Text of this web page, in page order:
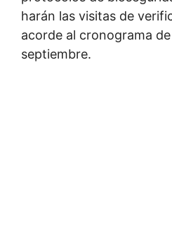
harán las visitas de
acorde al cronograma
septiembre.